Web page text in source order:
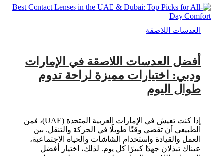
العدسات اللاصقة
أفضل العدسات اللاصقة في الإمارات
ودبي: اختيارات مميزة لراحة تدوم
طوال اليوم
إذا كنت تعيش في الإمارات العربية المتحدة (UAE)، فمن
الطبيعي أن تقضي وقتًا طويلًا في الحركة والتنقل. بين
العمل والقيادة واستخدام الشاشات والحياة الاجتماعية،
عيناك تبذلان جهدًا كبيرًا كل يوم. لذلك، اختيار أفضل